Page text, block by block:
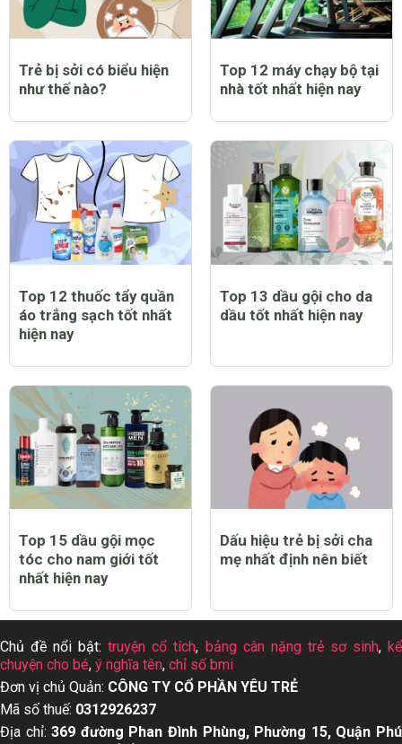
Trẻ bị sởi có biểu hiện
như thế nào?
Top 12 máy chạy bộ tại
nhà tốt nhất hiện nay
Top 12 thuốc tẩy quần
áo trắng sạch tốt nhất
hiện nay
Top 13 dầu gội cho da
dầu tốt nhất hiện nay
Top 15 dầu gội mọc
tóc cho nam giới tốt
nhất hiện nay
Dấu hiệu trẻ bị sởi cha
mẹ nhất định nên biết
Chủ đề nổi bật:truyện cổ tích, bảng cân nặng trẻ sơ sinh, kể
chuyện cho bé, ý nghĩa tên, chỉ số bmi
Đơn vị chủ Quản: CÔNG TY CỔ PHẦN YÊU TRẺ
Mã số thuế: 0312926237
Địa chỉ:369 đường Phan Đình Phùng, Phường 15, Quận Phú